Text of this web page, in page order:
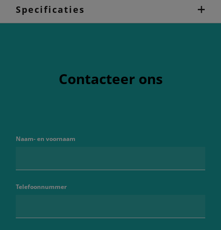
Specificaties
Contacteer ons
Naam- en voornaam
Telefoonnummer